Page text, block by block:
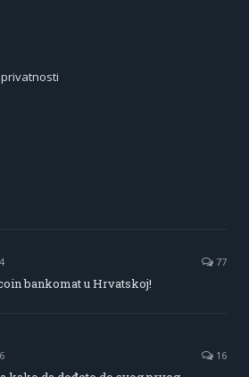
77
bankomat u Hrvatskoj!
16